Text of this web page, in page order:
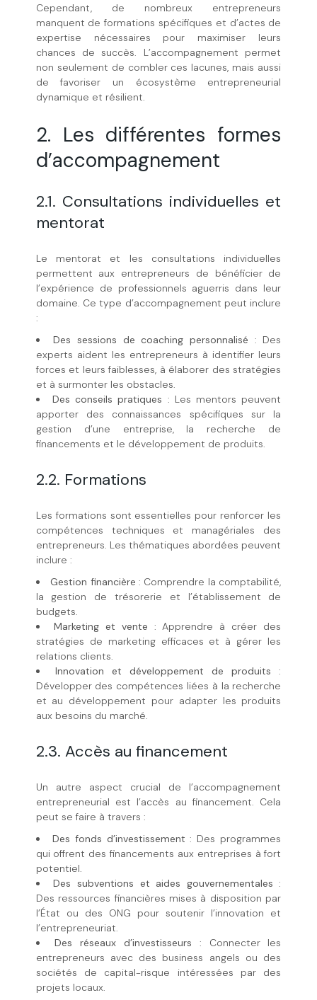
Cependant, de nombreux entrepreneurs
manquent de formations spécifiques et d’actes de
expertise nécessaires pour maximiser leurs
chances de succès. L’accompagnement permet
non seulement de combler ces lacunes, mais aussi
de favoriser un écosystème entrepreneurial
dynamique et résilient.
2. Les différentes formes
d’accompagnement
2.1. Consultations individuelles et
mentorat
Le mentorat et les consultations individuelles
permettent aux entrepreneurs de bénéficier de
l’expérience de professionnels aguerris dans leur
domaine. Ce type d’accompagnement peut inclure
:
Des sessions de coaching personnalisé : Des
experts aident les entrepreneurs à identifier leurs
forces et leurs faiblesses, à élaborer des stratégies
et à surmonter les obstacles.
Des conseils pratiques : Les mentors peuvent
apporter des connaissances spécifiques sur la
gestion d’une entreprise, la recherche de
financements et le développement de produits.
2.2. Formations
Les formations sont essentielles pour renforcer les
compétences techniques et managériales des
entrepreneurs. Les thématiques abordées peuvent
inclure :
Gestion financière : Comprendre la comptabilité,
la gestion de trésorerie et l’établissement de
budgets.
Marketing et vente : Apprendre à créer des
stratégies de marketing efficaces et à gérer les
relations clients.
Innovation et développement de produits :
Développer des compétences liées à la recherche
et au développement pour adapter les produits
aux besoins du marché.
2.3. Accès au financement
Un autre aspect crucial de l’accompagnement
entrepreneurial est l’accès au financement. Cela
peut se faire à travers :
Des fonds d’investissement : Des programmes
qui offrent des financements aux entreprises à fort
potentiel.
Des subventions et aides gouvernementales :
Des ressources financières mises à disposition par
l’État ou des ONG pour soutenir l’innovation et
l’entrepreneuriat.
Des réseaux d’investisseurs : Connecter les
entrepreneurs avec des business angels ou des
sociétés de capital-risque intéressées par des
projets locaux.